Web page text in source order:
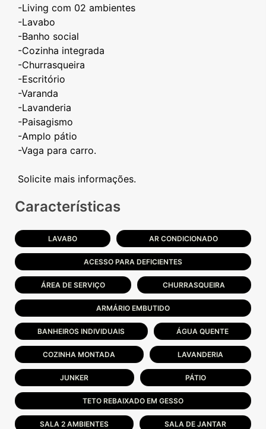
-Living com 02 ambientes
-Lavabo
-Banho social
-Cozinha integrada
-Churrasqueira
-Escritório
-Varanda
-Lavanderia
-Paisagismo
-Amplo pátio
-Vaga para carro.
Características
LAVABO AR CONDICIONADO
ACESSO PARA DEFICIENTES
ÁREA DE SERVIÇO CHURRASQUEIRA
ARMÁRIO EMBUTIDO
BANHEIROS INDIVIDUAIS ÁGUA QUENTE
COZINHA MONTADA LAVANDERIA
JUNKER PÁTIO
TETO REBAIXADO EM GESSO
SALA 2 AMBIENTES SALA DE JANTAR